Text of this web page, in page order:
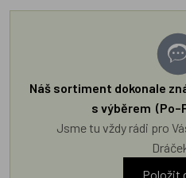
Náš sortiment dokonale
s výběrem
Jsme tu vždy rádi pro
Položit